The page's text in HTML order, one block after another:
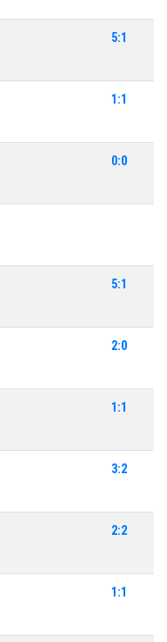
5:1
1:1
0:0
5:1
2:0
1:1
3:2
2:2
1:1